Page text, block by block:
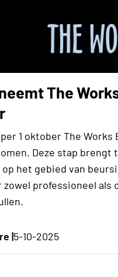
The
1 oktober The Works
Deze stap brengt
het gebied van
zowel professioneel als
|5-10-2025